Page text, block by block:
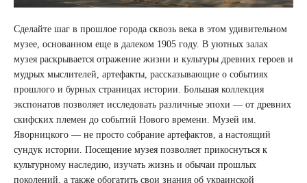
Сделайте шаг в прошлое города сквозь века в этом удивительном
музее, основанном еще в далеком 1905 году. В уютных залах
музея раскрывается отражение жизни и культуры древних героев и
мудрых мыслителей, артефакты, рассказывающие о событиях
прошлого и бурных страницах истории. Большая коллекция
экспонатов позволяет исследовать различные эпохи — от древних
скифских племен до событий Нового времени. Музей им.
Яворницкого — не просто собрание артефактов, а настоящий
сундук истории. Посещение музея позволяет прикоснуться к
культурному наследию, изучать жизнь и обычаи прошлых
поколений, а также обогатить свои знания об украинской